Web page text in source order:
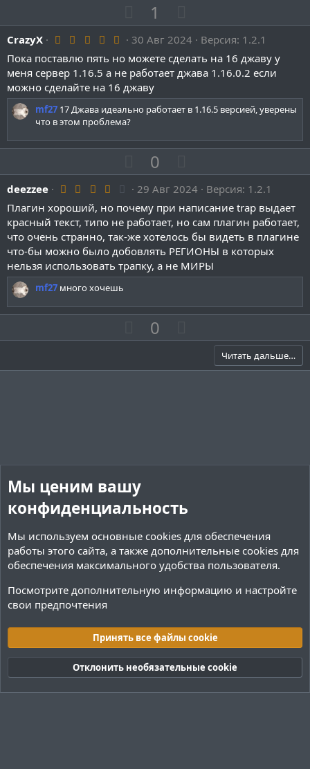
о
з
и
т
и
в
ы
г
о
л
о
с
1
е
г
а
т
и
в
ы
г
о
л
о
с
CrazyX 5
0
0
з
в
ё
з
д
30 Авг 2024
Версия: 1.2.1
Пока поставлю пять но можете сделать на 16 джаву у
меня сервер 1.16.5 а не работает джава 1.16.0.2 если
можно сделайте на 16 джаву
mf27 17 Джава идеально работает в 1.16.5 версией, уверены
что в этом проблема?
П
о
з
и
т
и
в
н
й
о
о
0
е
г
а
т
и
в
н
й
о
о
deezzee 4
0
0
з
в
ё
з
д
29 Авг 2024
Версия: 1.2.1
Плагин хороший, но почему при написание trap выдает
красный текст, типо не работает, но сам плагин работает,
что очень странно, так-же хотелось бы видеть в плагине
что-бы можно было добовлять РЕГИОНЫ в которых
нельзя использовать трапку, а не МИРЫ
mf27 много хочешь
П
о
и
г
о
о
с
0
е
а
о
с
Читать дальше…
Cookies Тёмная (2020)
Русский (RU)
Обратная связь
Условия и правила
Политика конфиденциальности
Помощь
R
Мы ценим вашу
конфиденциальность
Мы используем основные cookies для обеспечения
работы этого сайта, а также дополнительные cookies для
обеспечения максимального удобства пользователя.
Посмотрите дополнительную информацию и настройте
свои предпочтения
Принять все файлы cookie
Отклонить необязательные cookie